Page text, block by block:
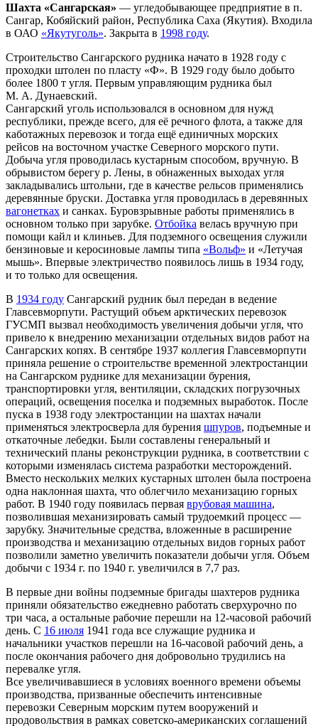
Шахта «Сангарская» — угледобывающее предприятие в п.
Сангар, Кобяйский район, Республика Саха (Якутия). Входила
в ОАО «Якутуголь». Закрыта в 1998 году.
Строительство Сангарского рудника начато в 1928 году с
проходки штолен по пласту «Ф». В 1929 году было добыто
более 1800 т угля. Первым управляющим рудника был
М. А. Дунаевский.
Сангарский уголь использовался в основном для нужд
республики, прежде всего, для её речного флота, а также для
каботажных перевозок и тогда ещё единичных морских
рейсов на восточном участке Северного морского пути.
Добыча угля проводилась кустарным способом, вручную. В
обрывистом берегу р. Лены, в обнаженных выходах угля
закладывались штольни, где в качестве рельсов применялись
деревянные бруски. Доставка угля проводилась в деревянных
вагонетках и санках. Буровзрывные работы применялись в
основном только при зарубке. Отбойка велась вручную при
помощи кайл и клиньев. Для подземного освещения служили
бензиновые и керосиновые лампы типа «Вольф» и «Летучая
мышь». Впервые электричество появилось лишь в 1934 году,
и то только для освещения.
В 1934 году Сангарский рудник был передан в ведение
Главсевморпути. Растущий объем арктических перевозок
ГУСМП вызвал необходимость увеличения добычи угля, что
привело к внедрению механизации отдельных видов работ на
Сангарских копях. В сентябре 1937 коллегия Главсевморпути
приняла решение о строительстве временной электростанции
на Сангарском руднике для механизации бурения,
транспортировки угля, вентиляции, складских погрузочных
операций, освещения поселка и подземных выработок. После
пуска в 1938 году электростанции на шахтах начали
применяться электросверла для бурения шпуров, подъемные и
откаточные лебедки. Были составлены генеральный и
технический планы реконструкции рудника, в соответствии с
которыми изменялась система разработки месторождений.
Вместо нескольких мелких кустарных штолен была построена
одна наклонная шахта, что облегчило механизацию горных
работ. В 1940 году появилась первая врубовая машина,
позволившая механизировать самый трудоемкий процесс —
зарубку. Значительные средства, вложенные в расширение
производства и механизацию отдельных видов горных работ
позволили заметно увеличить показатели добычи угля. Объем
добычи с 1934 г. по 1940 г. увеличился в 7,7 раз.
В первые дни войны подземные бригады шахтеров рудника
приняли обязательство ежедневно работать сверхурочно по
три часа, а остальные рабочие перешли на 12-часовой рабочий
день. С 16 июля 1941 года все служащие рудника и
начальники участков перешли на 16-часовой рабочий день, а
после окончания рабочего дня добровольно трудились на
перевалке угля.
Все увеличивавшиеся в условиях военного времени объемы
производства, призванные обеспечить интенсивные
перевозки Северным морским путем вооружений и
продовольствия в рамках советско-американских соглашений